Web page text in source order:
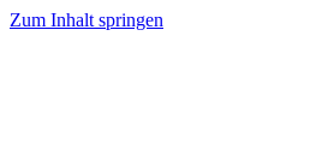
Zum Inhalt springen